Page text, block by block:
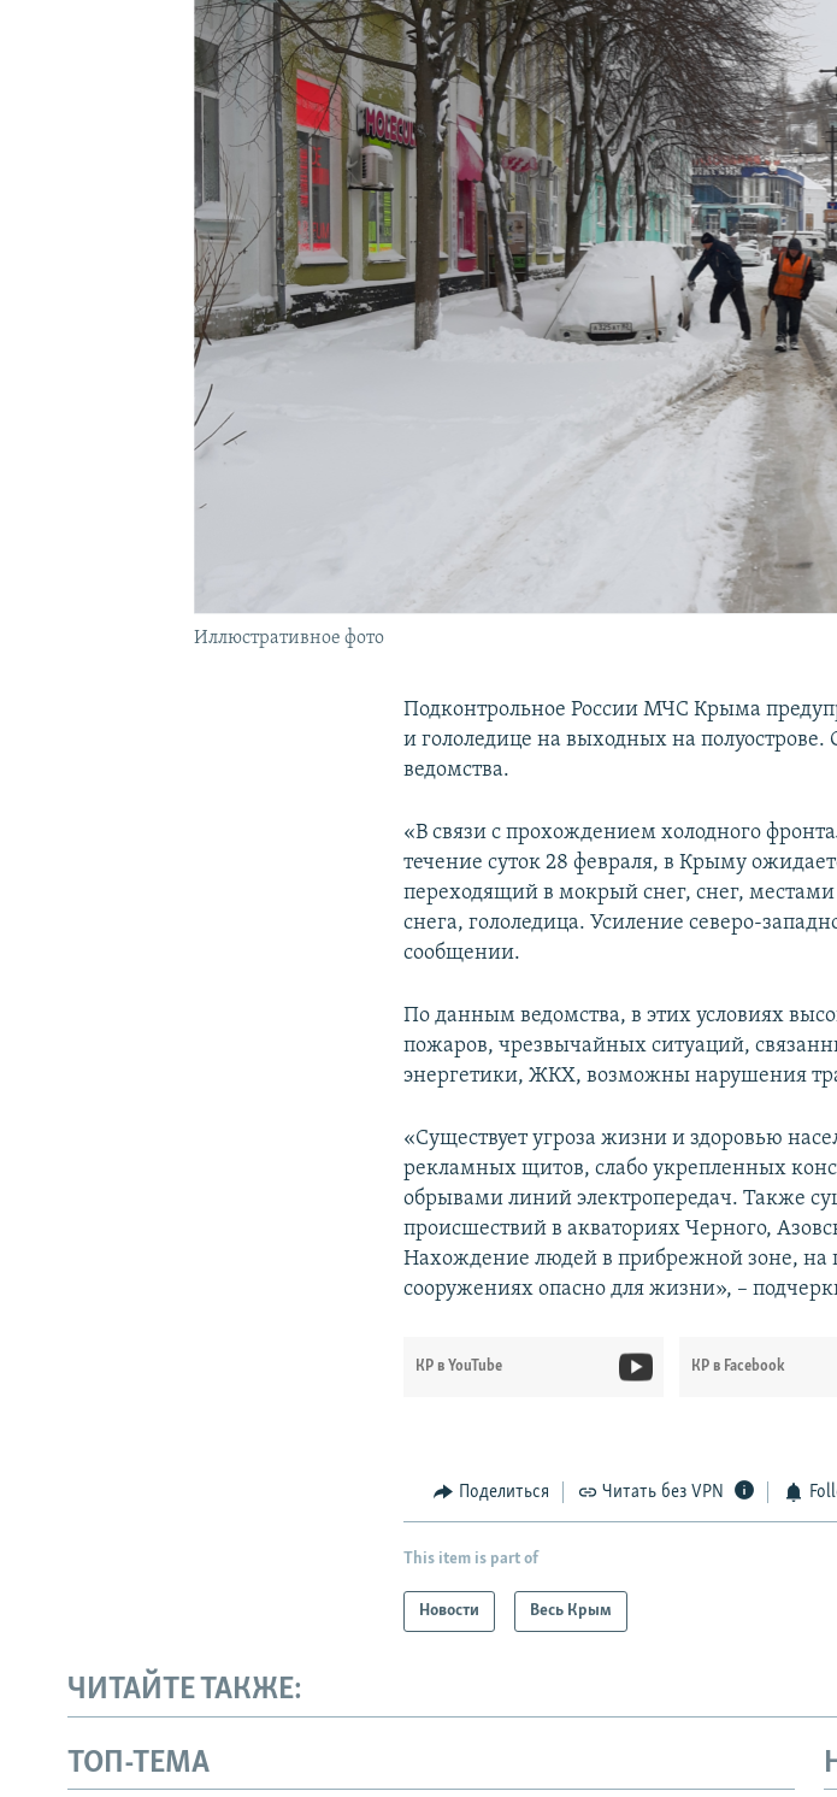
КРЫМ.НЕПОКОРЕННЫЙ
УКРАИНСКАЯ ПРОБЛЕМА КРЫМА
Иллюстративное фото
Подконтрольное России МЧС Крыма
и гололедице на выходных на
ведомства.
«В связи с прохождением холодного
течение суток 28 февраля, в Крыму
переходящий в мокрый снег, снег,
снега, гололедица. Усиление северо-
сообщении.
По данным ведомства, в этих условиях
пожаров, чрезвычайных ситуаций,
энергетики, ЖКХ, возможны нарушения
«Существует угроза жизни и здоровью
рекламных щитов, слабо укрепленных
обрывами линий электропередач. Также
происшествий в акваториях Черного,
Нахождение людей в прибрежной зоне, на
сооружениях опасно для жизни», –
КР в YouTube КР в Facebook
Поделиться Читать без VPN
This item is part of
Новости Весь Крым
ЧИТАЙТЕ ТАКЖЕ:
ТОП-ТЕМА